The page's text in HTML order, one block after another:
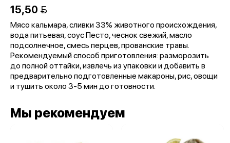
15,50 
Мясо кальмара, сливки 33% животного происхождения,
вода питьевая, соус Песто, чеснок свежий, масло
подсолнечное, смесь перцев, прованские травы.
Рекомендуемый способ приготовления: разморозить
до полной оттайки, извлечь из упаковки и добавить в
предварительно подготовленные макароны, рис, овощи
и тушить около 3-5 мин до готовности.
Мы рекомендуем